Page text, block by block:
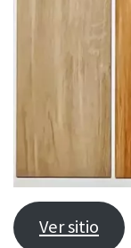
Ver sitio